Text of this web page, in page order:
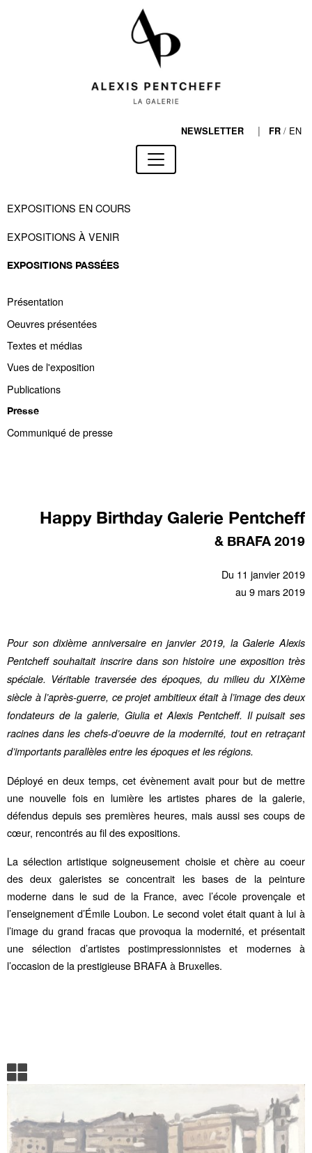
NEWSLETTER | FR / EN
EXPOSITIONS EN COURS
EXPOSITIONS À VENIR
EXPOSITIONS PASSÉES
Présentation
Oeuvres présentées
Textes et médias
Vues de l'exposition
Publications
Presse
Communiqué de presse
Happy Birthday Galerie Pentcheff
& BRAFA 2019
Du 11 janvier 2019
au 9 mars 2019
Pour son dixième anniversaire en janvier 2019, la Galerie Alexis
Pentcheff souhaitait inscrire dans son histoire une exposition très
spéciale. Véritable traversée des époques, du milieu du XIXème
siècle à l’après-guerre, ce projet ambitieux était à l’image des deux
fondateurs de la galerie, Giulia et Alexis Pentcheff. Il puisait ses
racines dans les chefs-d’oeuvre de la modernité, tout en retraçant
d’importants parallèles entre les époques et les régions.
Déployé en deux temps, cet évènement avait pour but de mettre
une nouvelle fois en lumière les artistes phares de la galerie,
défendus depuis ses premières heures, mais aussi ses coups de
cœur, rencontrés au fil des expositions.
La sélection artistique soigneusement choisie et chère au coeur
des deux galeristes se concentrait les bases de la peinture
moderne dans le sud de la France, avec l’école provençale et
l’enseignement d’Émile Loubon. Le second volet était quant à lui à
l’image du grand fracas que provoqua la modernité, et présentait
une sélection d’artistes postimpressionnistes et modernes à
l’occasion de la prestigieuse BRAFA à Bruxelles.